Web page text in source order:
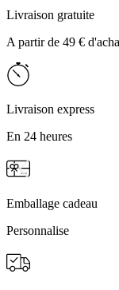
Livraison gratuite
A partir de 49 €
Livraison express
En 24 heures
Emballage cadeau
Personnalise